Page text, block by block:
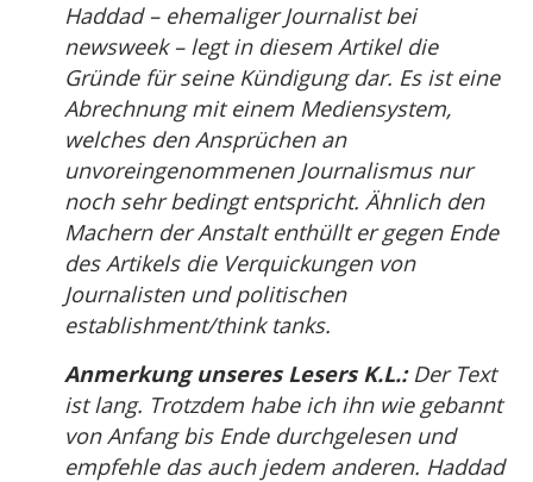
Haddad – ehemaliger Journalist bei
newsweek – legt in diesem Artikel die
Gründe für seine Kündigung dar. Es ist eine
Abrechnung mit einem Mediensystem,
welches den Ansprüchen an
unvoreingenommenen Journalismus nur
noch sehr bedingt entspricht. Ähnlich den
Machern der Anstalt enthüllt er gegen Ende
des Artikels die Verquickungen von
Journalisten und politischen
establishment/think tanks.
Anmerkung unseres Lesers K.L.:Der Text
ist lang. Trotzdem habe ich ihn wie gebannt
von Anfang bis Ende durchgelesen und
empfehle das auch jedem anderen. Haddad